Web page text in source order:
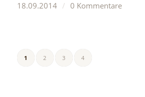
18.09.2014 / 0 Kommentare
1 2 3 4